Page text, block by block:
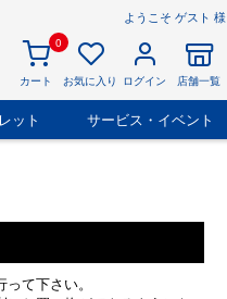
ようこそ ゲスト 様
0
カート お気に入り ログイン 店舗一覧
ット サービス・イベント
て下さい。